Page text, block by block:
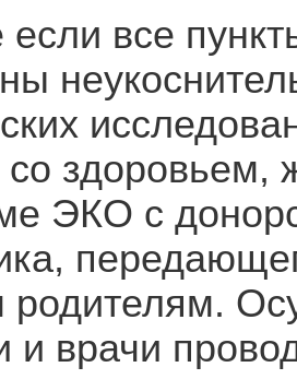
если все
здоровьем,
ЭКО с
и врачи